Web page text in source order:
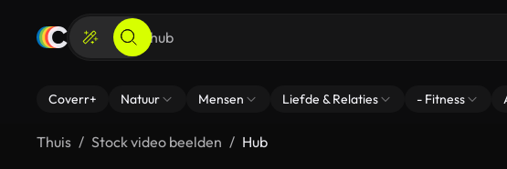
Coverr+ Natuur Mensen Liefde & Relaties - Fitness
Thuis Stock video beelden Hub